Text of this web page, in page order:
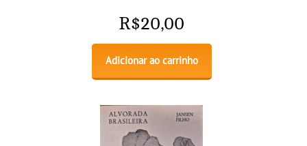
R$20,00
Adicionar ao carrinho